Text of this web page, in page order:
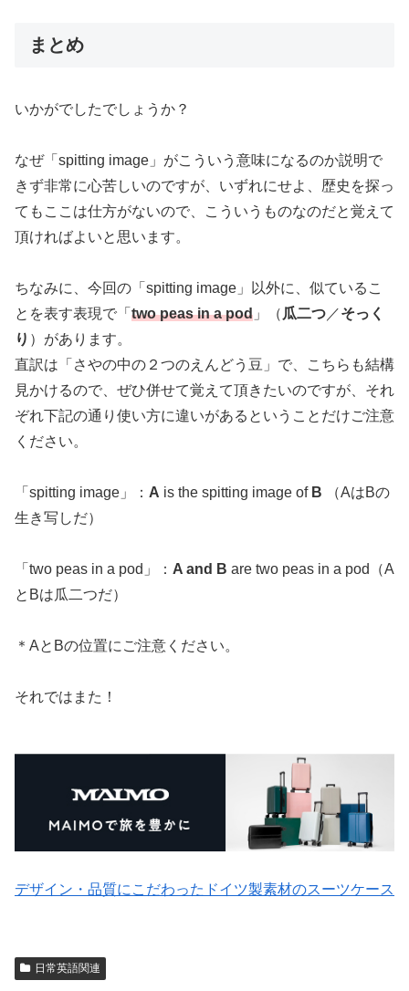
まとめ
いかがでしたでしょうか？
なぜ「spitting image」がこういう意味になるのか説明で
きず非常に心苦しいのですが、いずれにせよ、歴史を探っ
てもここは仕方がないので、こういうものなのだと覚えて
頂ければよいと思います。
ちなみに、今回の「spitting image」以外に、似ているこ
とを表す表現で「 two peas in a pod 」（ 瓜二つ ／そっく
り ）があります。
直訳は「さやの中の２つのえんどう豆」で、こちらも結構
見かけるので、ぜひ併せて覚えて頂きたいのですが、それ
ぞれ下記の通り使い方に違いがあるということだけご注意
ください。
「spitting image」： A is the spitting image of B （AはBの
生き写しだ）
「two peas in a pod」： A and B are two peas in a pod（A
とBは瓜二つだ）
＊AとBの位置にご注意ください。
それではまた！
デザイン・品質にこだわったドイツ製素材のスーツケース
日常英語関連